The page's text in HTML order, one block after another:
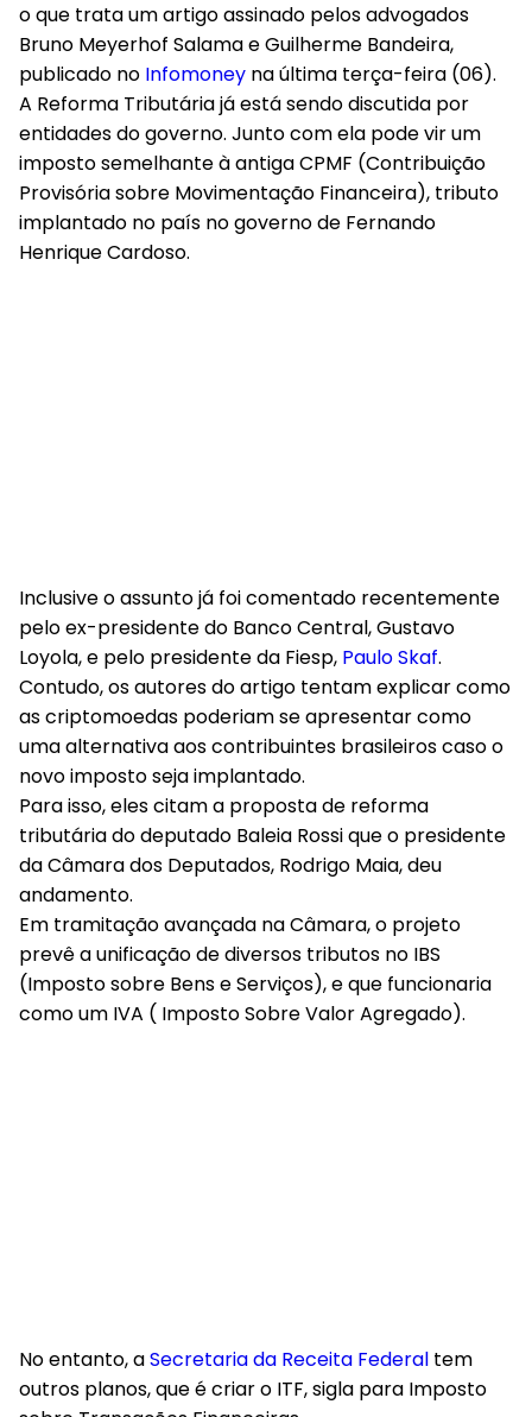
o que trata um artigo assinado pelos advogados
Bruno Meyerhof Salama e Guilherme Bandeira,
publicado no Infomoney na última terça-feira (06).
A Reforma Tributária já está sendo discutida por
entidades do governo. Junto com ela pode vir um
imposto semelhante à antiga CPMF (Contribuição
Provisória sobre Movimentação Financeira), tributo
implantado no país no governo de Fernando
Henrique Cardoso.
Inclusive o assunto já foi comentado recentemente
pelo ex-presidente do Banco Central, Gustavo
Loyola, e pelo presidente da Fiesp, Paulo Skaf.
Contudo, os autores do artigo tentam explicar como
as criptomoedas poderiam se apresentar como
uma alternativa aos contribuintes brasileiros caso o
novo imposto seja implantado.
Para isso, eles citam a proposta de reforma
tributária do deputado Baleia Rossi que o presidente
da Câmara dos Deputados, Rodrigo Maia, deu
andamento.
Em tramitação avançada na Câmara, o projeto
prevê a unificação de diversos tributos no IBS
(Imposto sobre Bens e Serviços), e que funcionaria
como um IVA ( Imposto Sobre Valor Agregado).
No entanto, aSecretaria da Receita Federal tem
outros planos, que é criar o ITF, sigla para Imposto